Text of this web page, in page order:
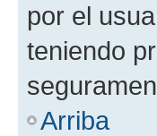
por el
teniendo
Arriba